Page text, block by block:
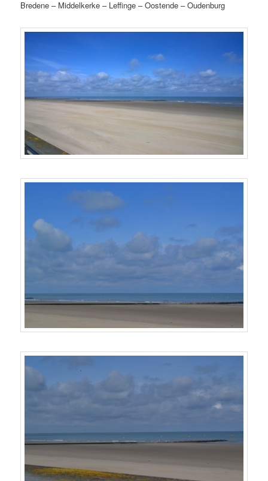
Bredene – Middelkerke – Leffinge – Oostende – Oudenburg